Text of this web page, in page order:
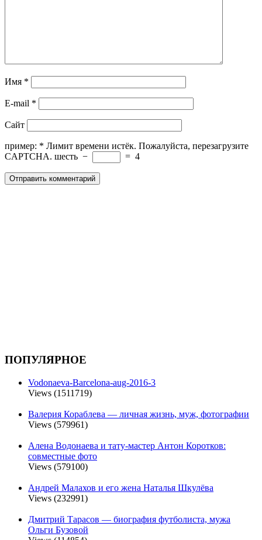
Имя *
E-mail *
Сайт
пример: * Лимит времени истёк. Пожалуйста, перезагрузите
CAPTCHA. шесть − = 4
ПОПУЛЯРНОЕ
Vodonaeva-Barcelona-aug-2016-3
Views (1511719)
Валерия Кораблева — личная жизнь, муж, фотографии
Views (579961)
Алена Водонаева и тату-мастер Антон Коротков:
совместные фото
Views (579100)
Андрей Малахов и его жена Наталья Шкулёва
Views (232991)
Дмитрий Тарасов — биография футболиста, мужа
Ольги Бузовой